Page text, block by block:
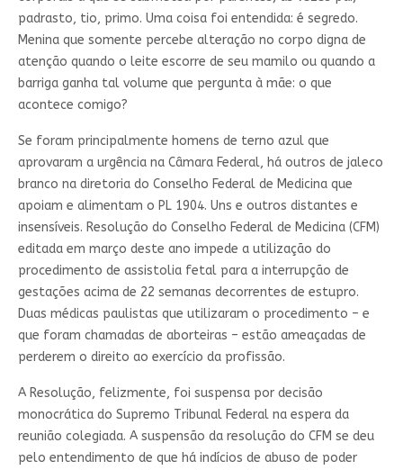
padrasto, tio, primo. Uma coisa foi entendida: é segredo.
Menina que somente percebe alteração no corpo digna de
atenção quando o leite escorre de seu mamilo ou quando a
barriga ganha tal volume que pergunta à mãe: o que
acontece comigo?
Se foram principalmente homens de terno azul que
aprovaram a urgência na Câmara Federal, há outros de jaleco
branco na diretoria do Conselho Federal de Medicina que
apoiam e alimentam o PL 1904. Uns e outros distantes e
insensíveis. Resolução do Conselho Federal de Medicina (CFM)
editada em março deste ano impede a utilização do
procedimento de assistolia fetal para a interrupção de
gestações acima de 22 semanas decorrentes de estupro.
Duas médicas paulistas que utilizaram o procedimento – e
que foram chamadas de aborteiras – estão ameaçadas de
perderem o direito ao exercício da profissão.
A Resolução, felizmente, foi suspensa por decisão
monocrática do Supremo Tribunal Federal na espera da
reunião colegiada. A suspensão da resolução do CFM se deu
pelo entendimento de que há indícios de abuso de poder